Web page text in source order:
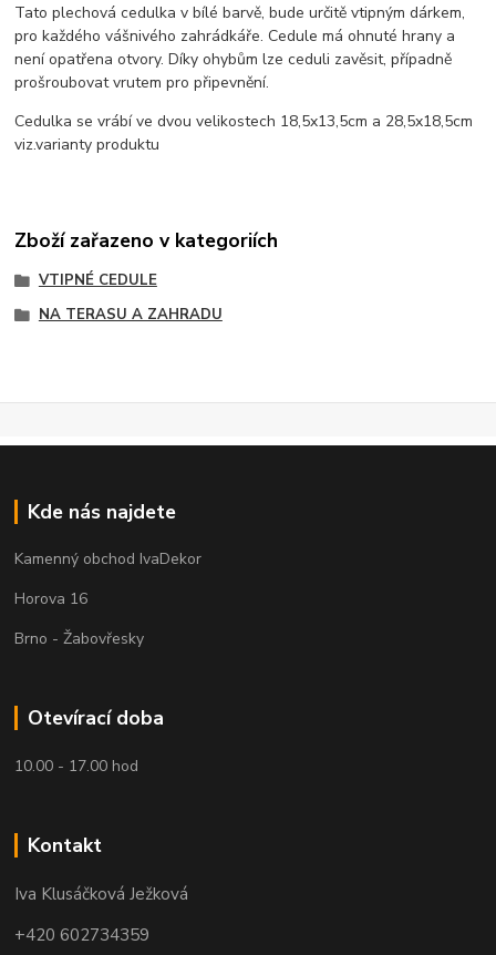
Tato plechová cedulka v bílé barvě, bude určitě vtipným dárkem,
pro každého vášnivého zahrádkáře. Cedule má ohnuté hrany a
není opatřena otvory. Díky ohybům lze ceduli zavěsit, případně
prošroubovat vrutem pro připevnění.
Cedulka se vrábí ve dvou velikostech 18,5x13,5cm a 28,5x18,5cm
viz.varianty produktu
Zboží zařazeno v kategoriích
VTIPNÉ CEDULE
NA TERASU A ZAHRADU
Kde nás najdete
Kamenný obchod IvaDekor
Horova 16
Brno - Žabovřesky
Otevírací doba
10.00 - 17.00 hod
Kontakt
Iva Klusáčková Ježková
+420 602734359